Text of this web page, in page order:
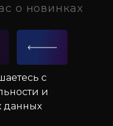
о новинках
с
и
данных